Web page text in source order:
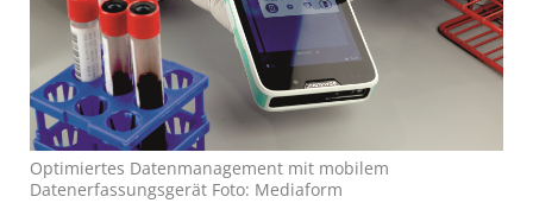
Optimiertes Datenmanagement mit mobilem
Datenerfassungsgerät Foto: Mediaform